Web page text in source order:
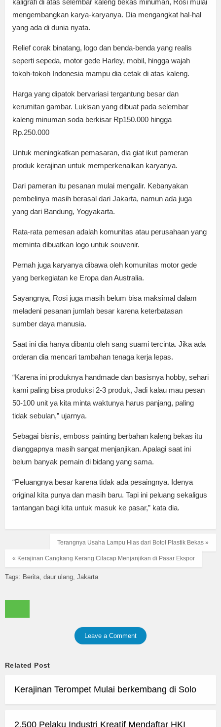
kaligrafi di atas selembar kaleng bekas minuman, Rosi mulai
mengembangkan karya-karyanya. Dia mengangkat hal-hal
yang ada di dunia nyata.
Relief corak binatang, logo dan benda-benda yang realis
seperti sepeda, motor gede Harley, mobil, hingga wajah
tokoh-tokoh Indonesia mampu dia cetak di atas kaleng.
Harga yang dipatok bervariasi tergantung besar dan
kerumitan gambar. Lukisan yang dibuat pada selembar
kaleng minuman soda berkisar Rp150.000 hingga
Rp.250.000
Untuk meningkatkan pemasaran, dia giat ikut pameran
produk kerajinan untuk memperkenalkan karyanya.
Dari pameran itu pesanan mulai mengalir. Kebanyakan
pembelinya masih berasal dari Jakarta, namun ada juga
yang dari Bandung, Yogyakarta.
Rata-rata pemesan adalah komunitas atau perusahaan yang
meminta dibuatkan logo untuk souvenir.
Pernah juga karyanya dibawa oleh komunitas motor gede
yang berkegiatan ke Eropa dan Australia.
Sayangnya, Rosi juga masih belum bisa maksimal dalam
meladeni pesanan jumlah besar karena keterbatasan
sumber daya manusia.
Saat ini dia hanya dibantu oleh sang suami tercinta. Jika ada
orderan dia mencari tambahan tenaga kerja lepas.
“Karena ini produknya handmade dan basisnya hobby, sehari
kami paling bisa produksi 2-3 produk, Jadi kalau mau pesan
50-100 unit ya kita minta waktunya harus panjang, paling
tidak sebulan,” ujarnya.
Sebagai bisnis, emboss painting berbahan kaleng bekas itu
dianggapnya masih sangat menjanjikan. Apalagi saat ini
belum banyak pemain di bidang yang sama.
“Peluangnya besar karena tidak ada pesaingnya. Idenya
original kita punya dan masih baru. Tapi ini peluang sekaligus
tantangan bagi kita untuk masuk ke pasar,” kata dia.
Terangnya Usaha Lampu Hias dari Botol Plastik Bekas »
« Kerajinan Cangkang Kerang Cilacap Menjanjikan di Pasar Ekspor
Tags: Berita daur ulang Jakarta
Leave a Comment
Related Post
Kerajinan Terompet Mulai berkembang di Solo
2.500 Pelaku Industri Kreatif Mendaftar HKI